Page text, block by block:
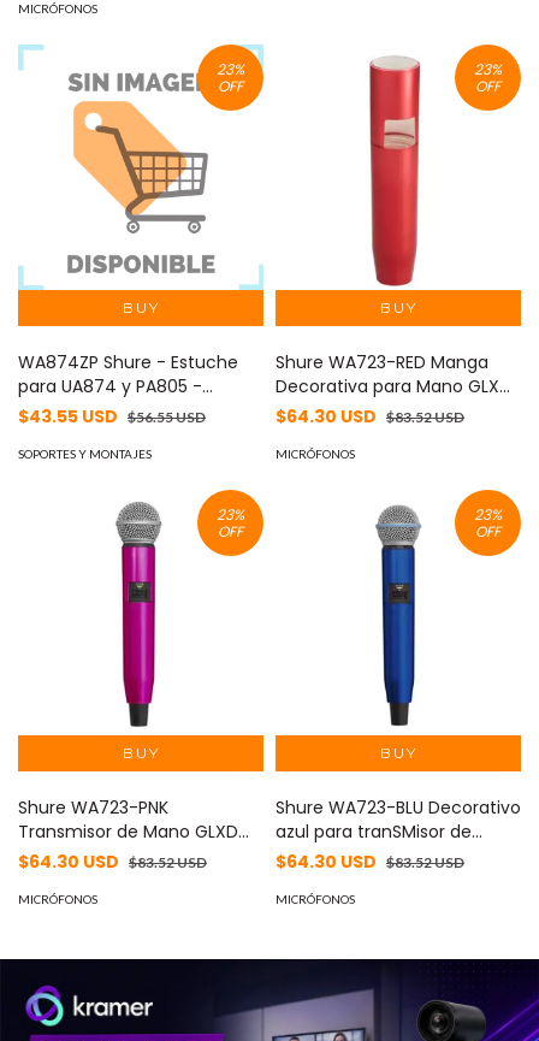
Principales: Potente y Versátil
MICRÓFONOS
23%
OFF
WA874ZP Shure - Estuche
para UA874 y PA805 -
Protección y Organización
Profesional
$43.55 USD $56.55 USD
SOPORTES Y MONTAJES
23%
OFF
Shure WA723-RED Manga
Decorativa para Mano GLXD
con SM58 o Beta58 - Rojo,
$64.30 USD $83.52 USD
MICRÓFONOS
23%
OFF
Shure WA723-PNK
Transmisor de Mano GLXD
Decorativo, Color Rosa -
$64.30 USD $83.52 USD
MICRÓFONOS
23%
OFF
Shure WA723-BLU Decorativo
azul para tranSMisor de
mano GLXD con SM58 o
duradero
$64.30 USD $83.52 USD
MICRÓFONOS